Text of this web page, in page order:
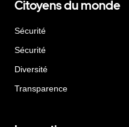
Citoyens du monde
Sécurité
Sécurité
Diversité
Transparence